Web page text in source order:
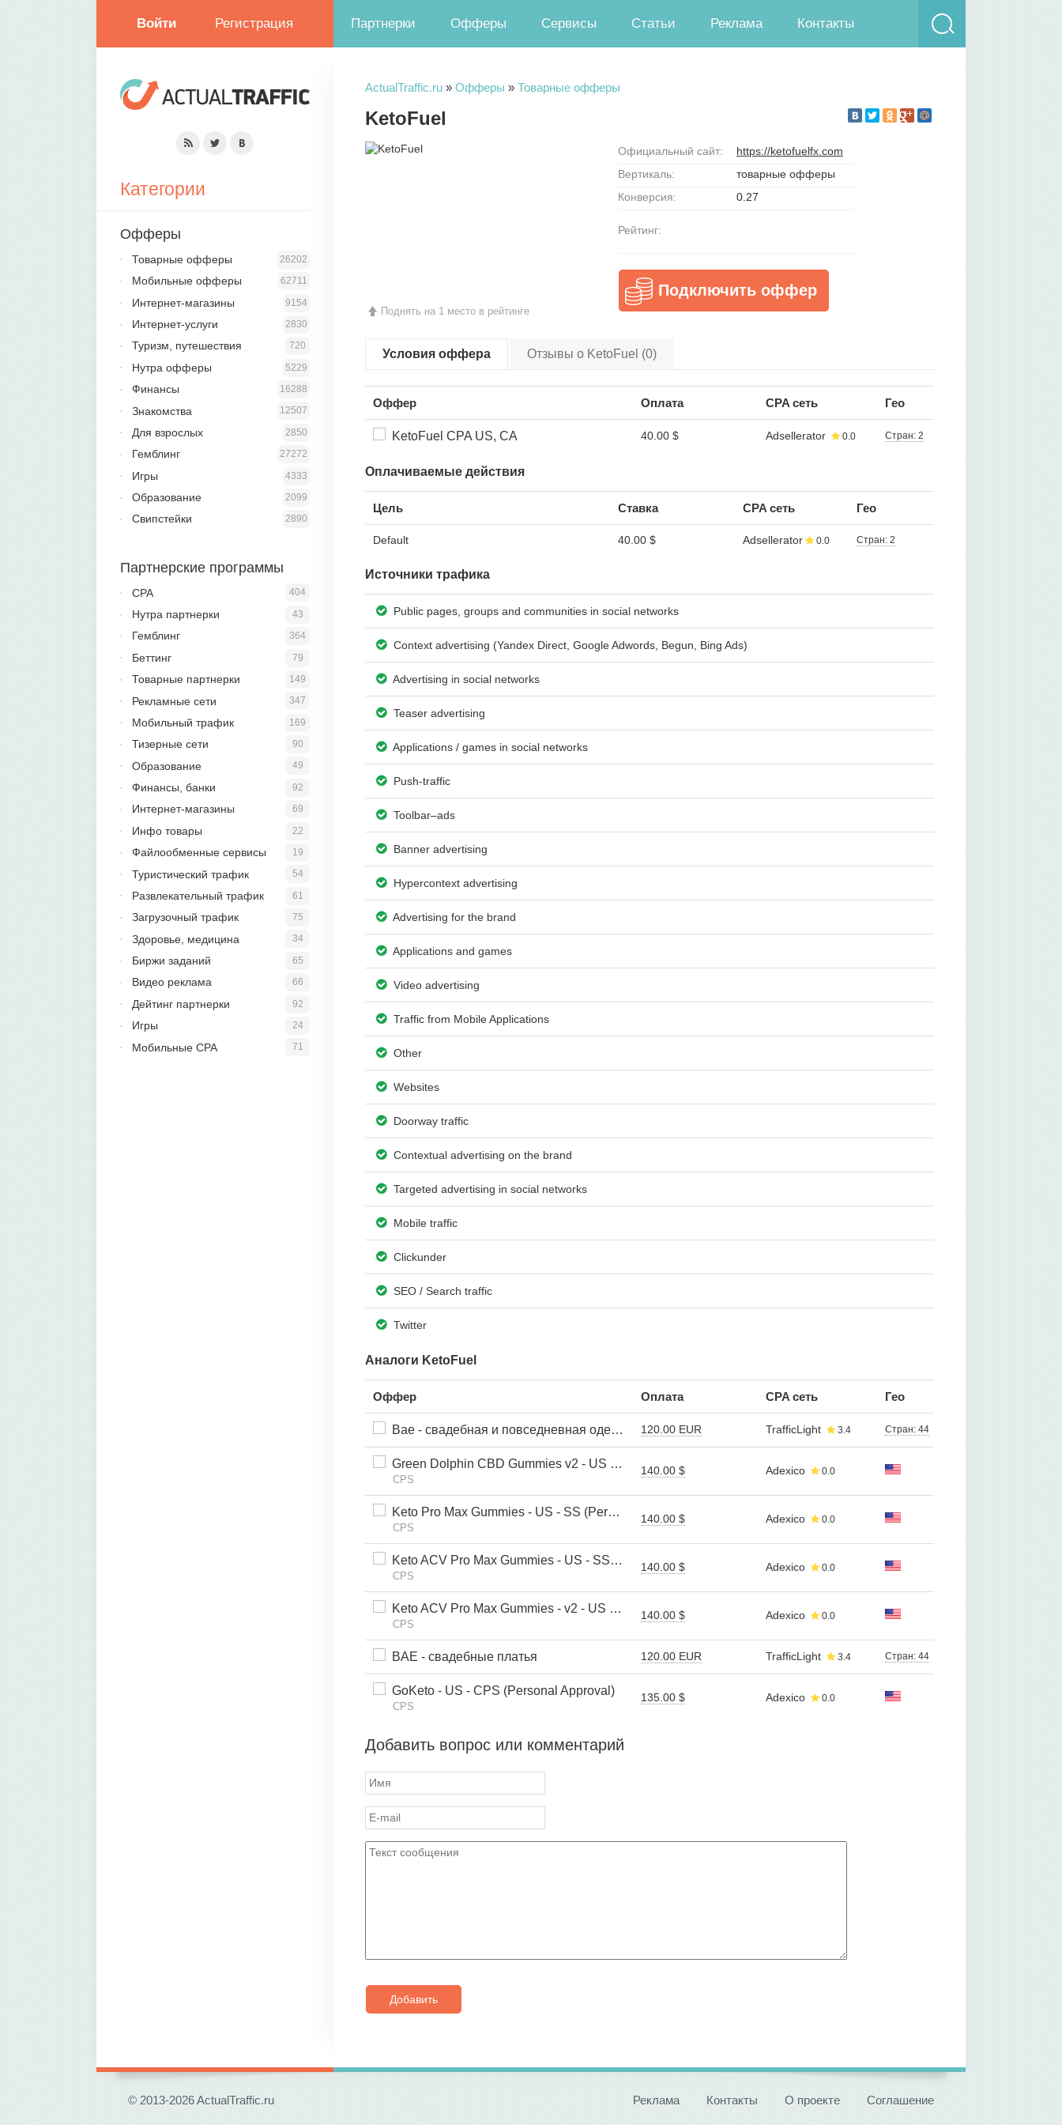
Войти Регистрация Партнерки Офферы Сервисы Статьи Реклама Контакты
ActualTraffic.ru » Офферы » Товарные офферы
KetoFuel
Поднять на 1 место в рейтинге
Официальный сайт:
https://ketofuelfx.com
Вертикаль:
товарные офферы
Конверсия:
0.27
Рейтинг:
Подключить оффер
Условия оффера Отзывы о KetoFuel (0)
Оффер Оплата CPA сеть Гео
KetoFuel CPA US, CA 40.00 $ Adsellerator 0.0 Стран: 2
Оплачиваемые действия
Цель Ставка CPA сеть Гео
Default 40.00 $ Adsellerator 0.0 Стран: 2
Источники трафика
Public pages, groups and communities in social networks
Context advertising (Yandex Direct, Google Adwords, Begun, Bing Ads)
Advertising in social networks
Teaser advertising
Applications / games in social networks
Push-traffic
Toolbar–ads
Banner advertising
Hypercontext advertising
Advertising for the brand
Applications and games
Video advertising
Traffic from Mobile Applications
Other
Websites
Doorway traffic
Contextual advertising on the brand
Targeted advertising in social networks
Mobile traffic
Clickunder
SEO / Search traffic
Twitter
Аналоги KetoFuel
Оффер Оплата CPA сеть Гео
Bae - свадебная и повседневная одежда 120.00 EUR TrafficLight 3.4 Стран: 44
Green Dolphin CBD Gummies v2 - US - SS (Personal Approval)
CPS
140.00 $ Adexico 0.0
Keto Pro Max Gummies - US - SS (Personal Approval)
CPS
140.00 $ Adexico 0.0
Keto ACV Pro Max Gummies - US - SS (Personal Approval)
CPS
140.00 $ Adexico 0.0
Keto ACV Pro Max Gummies - v2 - US - SS (Personal Approval)
CPS
140.00 $ Adexico 0.0
BAE - свадебные платья 120.00 EUR TrafficLight 3.4 Стран: 44
GoKeto - US - CPS (Personal Approval)
CPS
135.00 $ Adexico 0.0
Добавить вопрос или комментарий
Добавить
Категории
Офферы
26202
Товарные офферы
62711
Мобильные офферы
9154
Интернет-магазины
2830
Интернет-услуги
720
Туризм, путешествия
5229
Нутра офферы
16288
Финансы
12507
Знакомства
2850
Для взрослых
27272
Гемблинг
4333
Игры
2099
Образование
2890
Свипстейки
Партнерские программы
404
CPA
43
Нутра партнерки
364
Гемблинг
79
Беттинг
149
Товарные партнерки
347
Рекламные сети
169
Мобильный трафик
90
Тизерные сети
49
Образование
92
Финансы, банки
69
Интернет-магазины
22
Инфо товары
19
Файлообменные сервисы
54
Туристический трафик
61
Развлекательный трафик
75
Загрузочный трафик
34
Здоровье, медицина
65
Биржи заданий
66
Видео реклама
92
Дейтинг партнерки
24
Игры
71
Мобильные CPA
Реклама Контакты О проекте Соглашение
© 2013-2026 ActualTraffic.ru